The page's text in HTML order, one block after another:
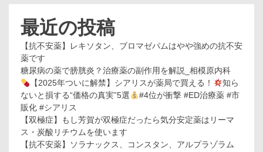
最近の投稿
【抗不安薬】レキソタン、ブロマゼパムはやや強めの抗不安
薬です
糖尿病の薬で膀胱炎？治療薬の副作用を解説_相模原内科
【2025年ついに解禁】シアリスが薬局で買える！
知ら
ないと損する“価格の真実”5選
#4位が衝撃 #ED治療薬 #市
販化 #シアリス
【双極症】もし芳賀が双極症だったら気分安定薬はリーマ
ス・炭酸リチウムを使います
【抗不安薬】ソラナックス、コンスタン、アルプラゾラム